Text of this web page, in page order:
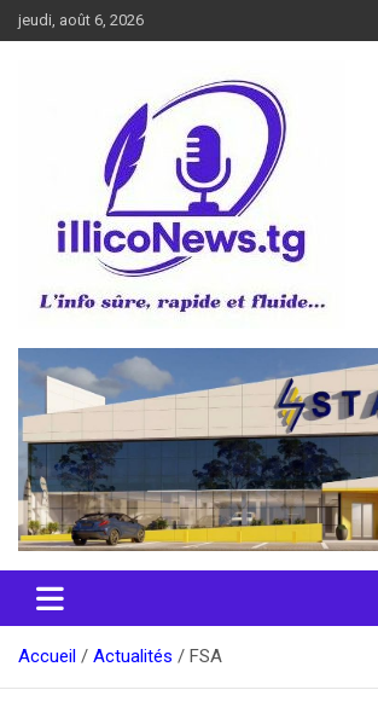
Aller
au
jeudi, août 6, 2026
illiconews
Accueil Actualités FSA